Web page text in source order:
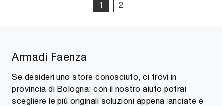
1 2
Armadi Faenza
Se desideri uno store conosciuto, ci trovi in
provincia di Bologna: con il nostro aiuto potrai
scegliere le più originali soluzioni appena lanciate e